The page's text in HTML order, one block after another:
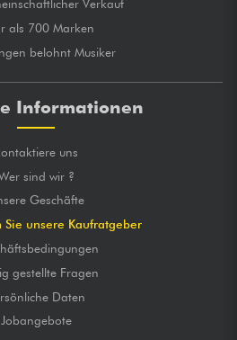
Verkauf
als 700 Marken
belohnt Musiker
Informationen
uns
sind wir ?
Geschäfte
Sie unsere Kaufratgeber
gestellte Fragen
Daten
Jobangebote